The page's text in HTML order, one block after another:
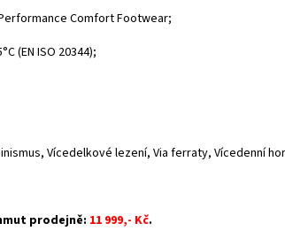
Performance Comfort Footwear;
(EN ISO 20344);
Vícedelkové lezení, Via ferraty, Vícedenní
prodejně: 11 999,- Kč.